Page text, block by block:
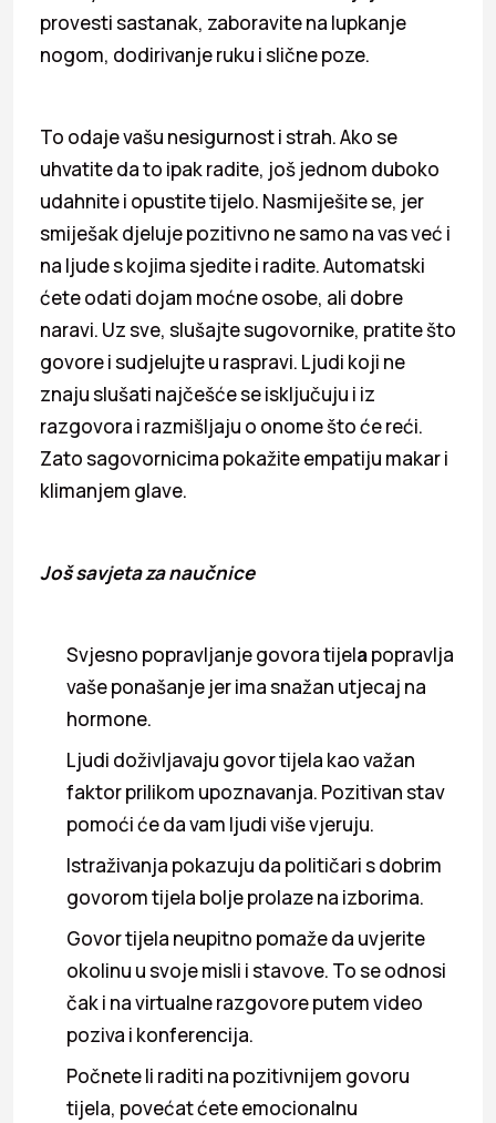
provesti sastanak, zaboravite na lupkanje
nogom, dodirivanje ruku i slične poze.
To odaje vašu nesigurnost i strah. Ako se
uhvatite da to ipak radite, još jednom duboko
udahnite i opustite tijelo. Nasmiješite se, jer
smiješak djeluje pozitivno ne samo na vas već i
na ljude s kojima sjedite i radite. Automatski
ćete odati dojam moćne osobe, ali dobre
naravi. Uz sve, slušajte sugovornike, pratite što
govore i sudjelujte u raspravi. Ljudi koji ne
znaju slušati najčešće se isključuju i iz
razgovora i razmišljaju o onome što će reći.
Zato sagovornicima pokažite empatiju makar i
klimanjem glave.
Još savjeta za naučnice
Svjesno popravljanje govora tijelapopravlja
vaše ponašanje jer ima snažan utjecaj na
hormone.
Ljudi doživljavaju govor tijela kao važan
faktor prilikom upoznavanja. Pozitivan stav
pomoći će da vam ljudi više vjeruju.
Istraživanja pokazuju da političari s dobrim
govorom tijela bolje prolaze na izborima.
Govor tijela neupitno pomaže da uvjerite
okolinu u svoje misli i stavove. To se odnosi
čak i na virtualne razgovore putem video
poziva i konferencija.
Počnete li raditi na pozitivnijem govoru
tijela, povećat ćete emocionalnu